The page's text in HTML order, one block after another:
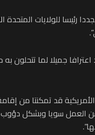
رئيسا للولايات
جميلا لما تتحلون
قد تمكنتا من
سويا وبشكل دؤوب